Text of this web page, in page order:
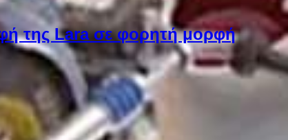
της Lara σε φορητή μορφή